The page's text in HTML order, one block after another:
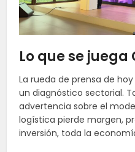
Lo que se
La rueda de prensa de
un diagnóstico sectorial.
advertencia sobre el
logística pierde margen,
inversión, toda la